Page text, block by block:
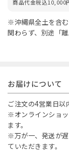
商品代金税込10,000
※沖縄県全土を含
関わらず、別途「
お届けについて
ご注文の4営業日以
※オンラインショ
ます。
※万が一、発送が
ていただきます。